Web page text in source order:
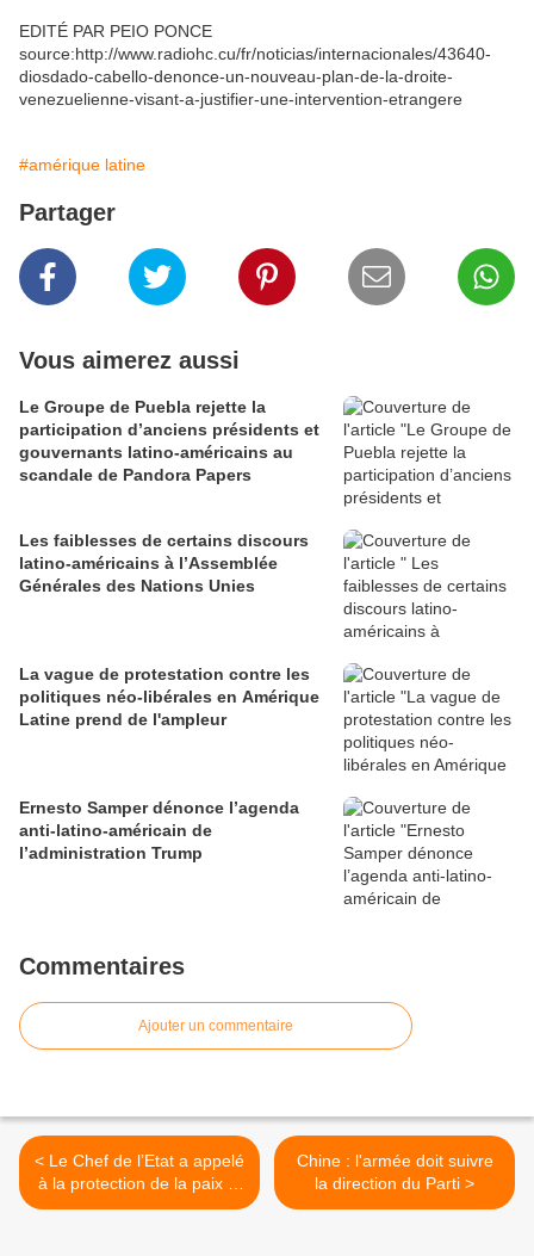
EDITÉ PAR PEIO PONCE
source:http://www.radiohc.cu/fr/noticias/internacionales/43640-
diosdado-cabello-denonce-un-nouveau-plan-de-la-droite-
venezuelienne-visant-a-justifier-une-intervention-etrangere
#amérique latine
Partager
Vous aimerez aussi
Le Groupe de Puebla rejette la
participation d’anciens présidents et
gouvernants latino-américains au
scandale de Pandora Papers
Les faiblesses de certains discours
latino-américains à l’Assemblée
Générales des Nations Unies
La vague de protestation contre les
politiques néo-libérales en Amérique
Latine prend de l'ampleur
Ernesto Samper dénonce l’agenda
anti-latino-américain de
l’administration Trump
Commentaires
Ajouter un commentaire
< Le Chef de l’Etat a appelé
à la protection de la paix et
au rejet du terrorisme
Chine : l'armée doit suivre
la direction du Parti >